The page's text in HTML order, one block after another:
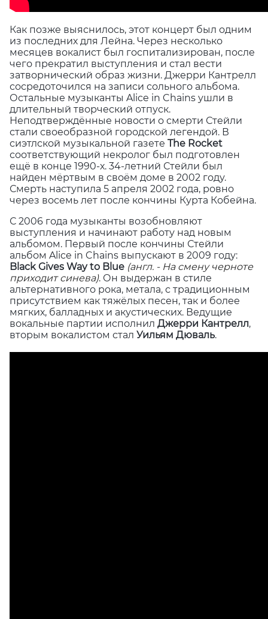
Как позже выяснилось, этот концерт был одним
из последних для Лейна. Через несколько
месяцев вокалист был госпитализирован, после
чего прекратил выступления и стал вести
затворнический образ жизни. Джерри Кантрелл
сосредоточился на записи сольного альбома.
Остальные музыканты Alice in Chains ушли в
длительный творческий отпуск.
Неподтверждённые новости о смерти Стейли
стали своеобразной городской легендой. В
сиэтлской музыкальной газете The Rocket
соответствующий некролог был подготовлен
ещё в конце 1990-х. 34-летний Стейли был
найден мёртвым в своём доме в 2002 году.
Смерть наступила 5 апреля 2002 года, ровно
через восемь лет после кончины Курта Кобейна.
С 2006 года музыканты возобновляют
выступления и начинают работу над новым
альбомом. Первый после кончины Стейли
альбом Alice in Chains выпускают в 2009 году:
Black Gives Way to Blue (англ. - На смену черноте
приходит синева). Он выдержан в стиле
альтернативного рока, метала, с традиционным
присутствием как тяжёлых песен, так и более
мягких, балладных и акустических. Ведущие
вокальные партии исполнил Джерри Кантрелл,
вторым вокалистом стал Уильям Дюваль.